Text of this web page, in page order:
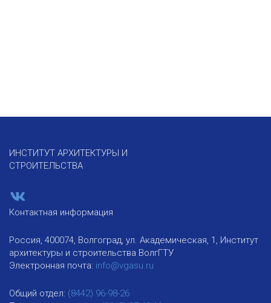
ИНСТИТУТ АРХИТЕКТУРЫ И
СТРОИТЕЛЬСТВА
Контактная информация
Россия, 400074, Волгоград, ул. Академическая, 1, Институт
архитектуры и строительства ВолгГТУ
Электронная почта: info@vgasu.ru
Общий отдел: (8442) 96-98-26